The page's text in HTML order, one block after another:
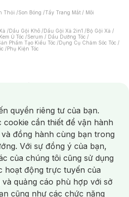
Thỏi /Son Bóng /Tẩy Trang Mắt / Môi
/Dầu Gội Khô /Dầu Gội Xả 2in1 /Bộ Gội Xả /
Ủ Tóc /Serum / Dầu Dưỡng Tóc /
Phẩm Tạo Kiểu Tóc /Dụng Cụ Chăm Sóc Tóc /
/Phụ Kiện Tóc
/Mặt Nạ Xông Hơi /Nước Rửa Tay/
Đánh Răng /Bàn Chải Điện/
/Máy Tăm Nước/ Nước Súc Miệng/
/ Dung Dịch Vệ Sinh/Dưỡng Vùng Kín/
Sinh/Tampon/Bọt Cạo Râu /Dao Cạo Râu/
/ Mất Nước/ Da Lão Hóa/ Da Mụn/
Thâm / Nám / Tàn Nhang
Da Cơ Địa
Dụng Cụ / Máy Rửa Mặt Máy Chăm Sóc Da
quyền riêng tư của bạn.
cookie cần thiết để vận hành
đồng hành cùng bạn trong
Với sự đồng ý của bạn,
của chúng tôi cũng sử dụng
hoạt động trực tuyến của
quảng cáo phù hợp với sở
cũng như các chức năng